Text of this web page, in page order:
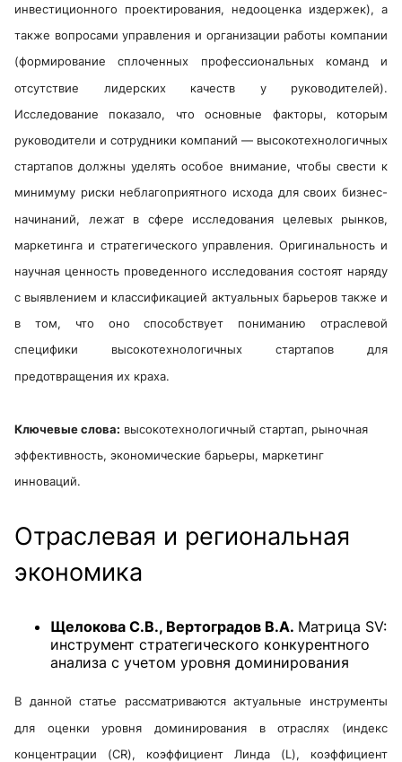
инвестиционного проектирования, недооценка издержек), а
также вопросами управления и организации работы компании
(формирование сплоченных профессиональных команд и
отсутствие лидерских качеств у руководителей).
Исследование показало, что основные факторы, которым
руководители и сотрудники компаний — высокотехнологичных
стартапов должны уделять особое внимание, чтобы свести к
минимуму риски неблагоприятного исхода для своих бизнес-
начинаний, лежат в сфере исследования целевых рынков,
маркетинга и стратегического управления. Оригинальность и
научная ценность проведенного исследования состоят наряду
с выявлением и классификацией актуальных барьеров также и
в том, что оно способствует пониманию отраслевой
специфики высокотехнологичных стартапов для
предотвращения их краха.
Ключевые слова: высокотехнологичный стартап, рыночная
эффективность, экономические барьеры, маркетинг
инноваций.
Отраслевая и региональная
экономика
Щелокова С.В., Вертоградов В.А. Матрица SV:
инструмент стратегического конкурентного
анализа c учетом уровня доминирования
В данной статье рассматриваются актуальные инструменты
для оценки уровня доминирования в отраслях (индекс
концентрации (CR), коэффициент Линда (L), коэффициент